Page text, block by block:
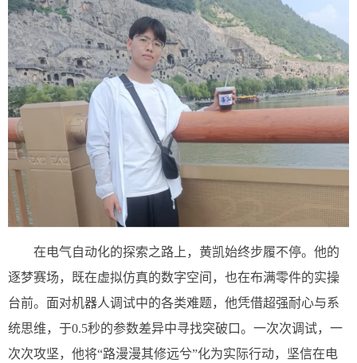
在电气自动化的探索之路上，黄凯始终步履不停。他的
逐梦赛场，既在虚拟仿真的数字空间，也在布满零件的实操
台前。面对机器人调试中的各类难题，他凭借超强耐心与系
统思维，于0.5秒的参数差异中寻找突破口。一次次调试，一
次次攻坚，他将“路漫漫其修远兮”化为实际行动，坚信在电